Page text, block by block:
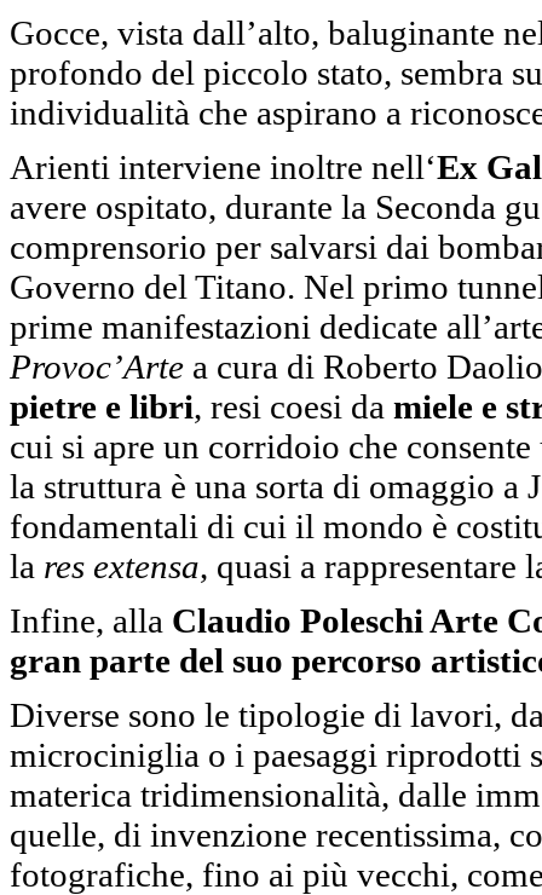
Gocce, vista dall’alto, baluginante
profondo del piccolo stato, sembra
individualità che aspirano a
Arienti interviene inoltre nell‘Ex
avere ospitato, durante la Seconda
comprensorio per salvarsi dai
Governo del Titano. Nel primo
prime manifestazioni dedicate
Provoc’Arte a cura di Roberto
pietre e libri, resi coesi da miele e
cui si apre un corridoio che
la struttura è una sorta di omaggio a
fondamentali di cui il mondo è
la res extensa, quasi a rappresentare
Infine, alla Claudio Poleschi Arte
gran parte del suo percorso
Diverse sono le tipologie di lavori,
microciniglia o i paesaggi riprodotti
materica tridimensionalità, dalle
quelle, di invenzione recentissima,
fotografiche, fino ai più vecchi,